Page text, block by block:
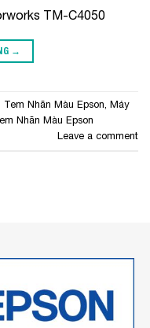
TM-C4050
→
Tem Nhãn Màu Epson, Máy
Nhãn Màu Epson
Leave a comment